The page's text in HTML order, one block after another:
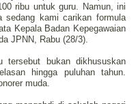
ribu untuk guru. Namun, ini
sedang kami carikan formula
Kepala Badan Kepegawaian
JPNN, Rabu (28/3).
tersebut bukan dikhususkan
hingga puluhan tahun.
muda.